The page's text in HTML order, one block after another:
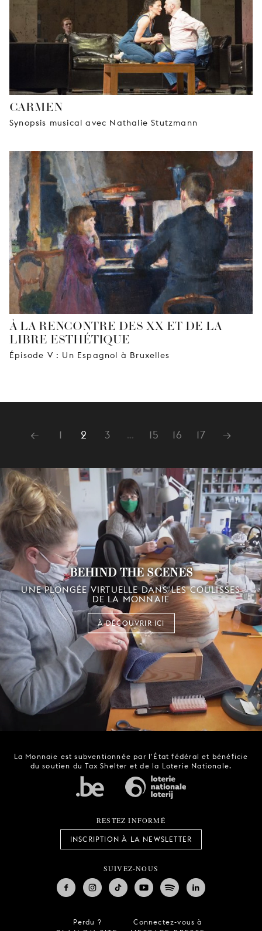
CARMEN
Synopsis musical avec Nathalie Stutzmann
À LA RENCONTRE DES XX ET DE LA
LIBRE ESTHÉTIQUE
Épisode V : Un Espagnol à Bruxelles
← 1 2 3 … 15 16 17 →
BEHIND THE SCENES
UNE PLONGÉE VIRTUELLE DANS LES COULISSES
DE LA MONNAIE
À DÉCOUVRIR ICI
La Monnaie est subventionnée par l'État fédéral et bénéficie
du soutien du Tax Shelter et de la Loterie Nationale.
RESTEZ INFORMÉ
INSCRIPTION À LA NEWSLETTER
SUIVEZ-NOUS
Perdu ?
Connectez-vous à